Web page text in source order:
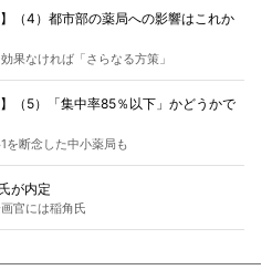
】（4）都市部の薬局への影響はこれか
果なければ「さらなる方策」
】（5）「集中率85％以下」かどうかで
を断念した中小薬局も
が内定
官には稲角氏